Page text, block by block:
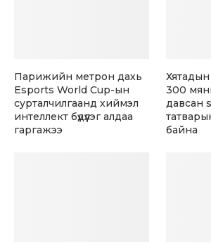
Парижийн метрон дахь
Esports World Cup-ын
сурталчилгаанд хиймэл
интеллект бүдүүлэг алдаа
гаргажээ
Хятадын
300
давсан
байна